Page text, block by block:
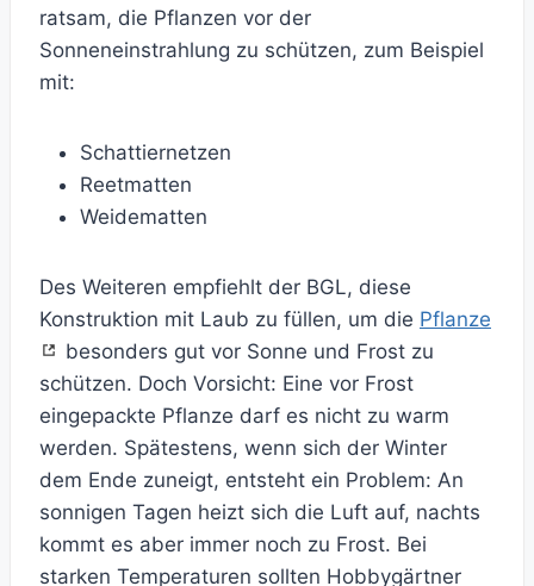
ratsam, die Pflanzen vor der
Sonneneinstrahlung zu schützen, zum Beispiel
mit:
Schattiernetzen
Reetmatten
Weidematten
Des Weiteren empfiehlt der BGL, diese
Konstruktion mit Laub zu füllen, um die Pflanze
besonders gut vor Sonne und Frost zu
schützen. Doch Vorsicht: Eine vor Frost
eingepackte Pflanze darf es nicht zu warm
werden. Spätestens, wenn sich der Winter
dem Ende zuneigt, entsteht ein Problem: An
sonnigen Tagen heizt sich die Luft auf, nachts
kommt es aber immer noch zu Frost. Bei
starken Temperaturen sollten Hobbygärtner